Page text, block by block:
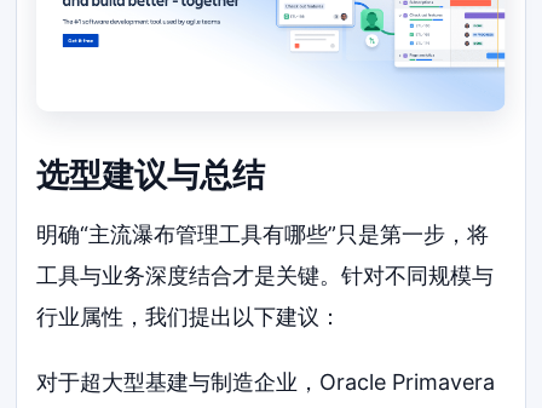
选型建议与总结
明确“主流瀑布管理工具有哪些”只是第一步，将
工具与业务深度结合才是关键。针对不同规模与
行业属性，我们提出以下建议：
对于超大型基建与制造企业，Oracle Primavera